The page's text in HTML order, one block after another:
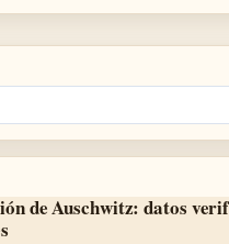
de Auschwitz: datos